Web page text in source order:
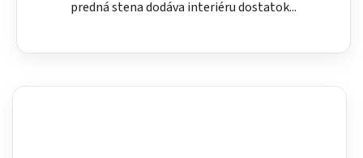
predná stena dodáva interiéru dostatok...